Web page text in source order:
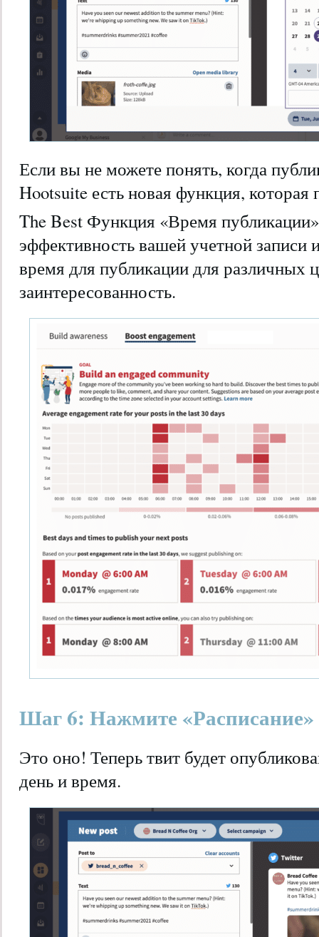
Если вы не можете понять, когда
Hootsuite есть новая функция, которая
The Best Функция «Время
эффективность вашей учетной записи
время для публикации для различных
заинтересованность.
Шаг 6: Нажмите «Расписание»
Это оно! Теперь твит будет
день и время.